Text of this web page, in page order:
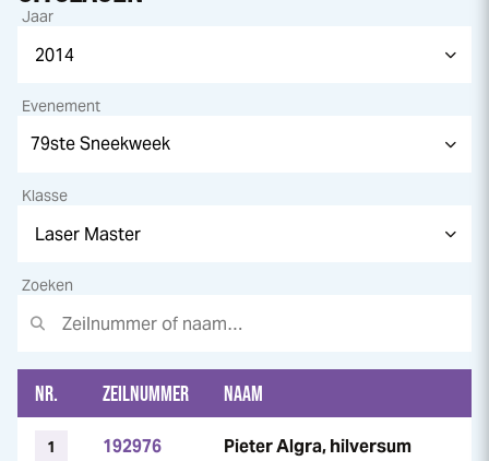
Jaar
Evenement
Klasse
Zoeken
NR. ZEILNUMMER NAAM
1 192976 Pieter Algra, hilversum